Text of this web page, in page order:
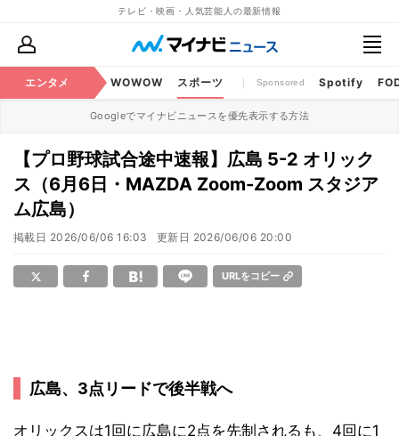
テレビ・映画・人気芸能人の最新情報
エンタメ
・CS番組 WOWOW スポーツ Sponsored Spotify
Googleでマイナビニュースを優先表示する方法
【プロ野球試合途中速報】広島 5-2 オリック
ス（6月6日・MAZDA Zoom-Zoom スタジア
ム広島）
掲載日 2026/06/06 16:03 更新日 2026/06/06 20:00
URLをコピー
広島、3点リードで後半戦へ
オリックスは1回に広島に2点を先制されるも、4回に1